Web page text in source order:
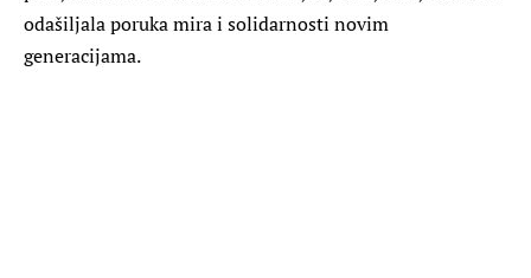
odašiljala poruka mira i solidarnosti novim
generacijama.